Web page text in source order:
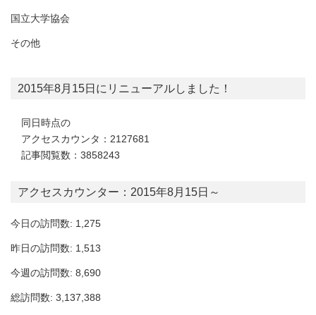
国立大学協会
その他
2015年8月15日にリニューアルしました！
同日時点の
アクセスカウンタ：2127681
記事閲覧数：3858243
アクセスカウンター：2015年8月15日～
今日の訪問数: 1,275
昨日の訪問数: 1,513
今週の訪問数: 8,690
総訪問数: 3,137,388